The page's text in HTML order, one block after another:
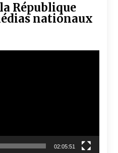
République
nationaux
02:05:51